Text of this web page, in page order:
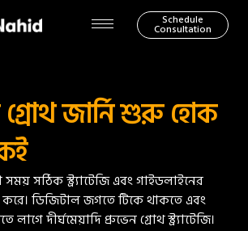
Schedule
Consultation
জার্নি শুরু হোক
সঠিক স্ট্র্যাটেজি এবং গাইডলাইনের
করে। ডিজিটাল জগতে টিকে থাকতে এবং
দীর্ঘমেয়াদি প্রুভেন গ্রোথ স্ট্র্যাটেজি।